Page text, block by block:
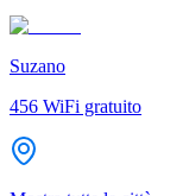
Suzano
456 WiFi gratuito